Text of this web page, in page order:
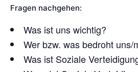
Fragen nachgehen:
Was ist uns wichtig?
Wer bzw. was bedroht uns/
Was ist Soziale